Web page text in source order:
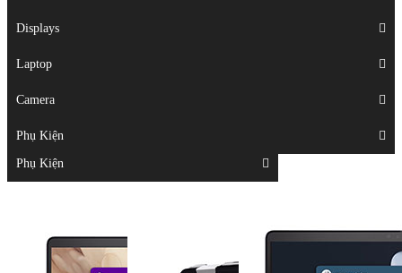
Mac Pro
Displays
Laptop
Camera
Phụ Kiện
Displays
Laptop
Camera
Phụ Kiện
Top